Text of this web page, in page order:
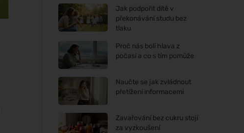
Jak podpořit dítě v
překonávání studu bez
tlaku
Proč nás bolí hlava z
počasí a co s tím pomůže
Naučte se jak zvládnout
přetížení informacemi
Zavařování bez cukru stojí
za vyzkoušení